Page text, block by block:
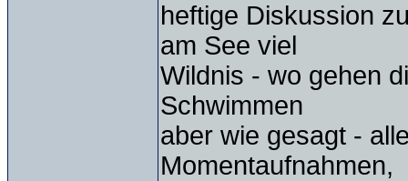
heftige Diskussion
am See viel
Wildnis - wo gehen
Schwimmen
aber wie gesagt -
Momentaufnahmen,